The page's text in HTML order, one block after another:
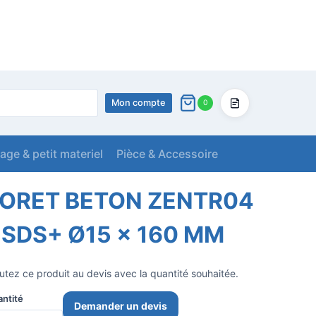
Mon compte 0
Devis
& petit materiel Pièce & Accessoire
SDS+ Ø15 x 160 MM
BETON ZENTR04
Ø15 x 160 MM
ce produit au devis avec la quantité souhaitée.
Demander un devis